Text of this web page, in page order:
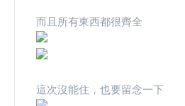
而且所有東西都很齊全
這次沒能住，也要留念一下